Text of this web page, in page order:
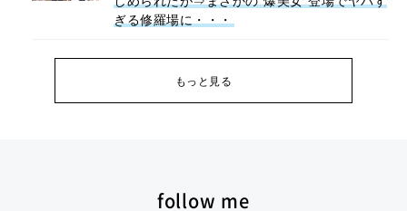
ぎる修羅場に・・・
もっと見る
follow me